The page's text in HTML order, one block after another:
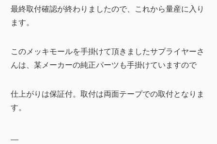
最終取付確認が終わりましたので、これから量産に入り
ます。
このメッキモールを手掛けて頂きましたサプライヤーさ
んは、某メーカーの純正パーツも手掛けていますので
仕上がりは保証付。取付は両面テープでの取付となりま
す。